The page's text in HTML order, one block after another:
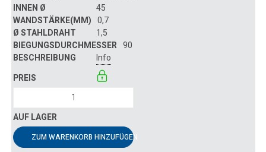
45
0,7
1,5
90
Info
ZUM WARENKORB HINZUFÜGEN